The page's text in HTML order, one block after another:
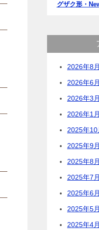
グザク形・
2026年8月
2026年6月
2026年3月
2026年1月
2025年10
2025年9月
2025年8月
2025年7月
2025年6月
2025年5月
2025年4月